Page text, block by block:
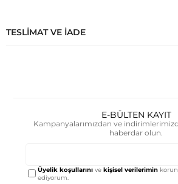
TESLIMAT VE İADE
E-BÜLTEN KAYIT
Kampanyalarımızdan ve
haberdar olun.
Üyelik koşullarını vekişisel verilerimin
ediyorum.